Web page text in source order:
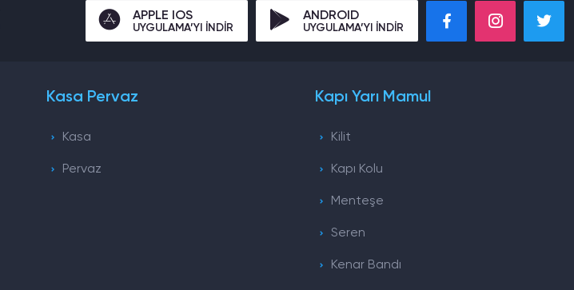
APPLE IOS
UYGULAMA’YI İNDİR
ANDROID
UYGULAMA’YI İNDİR
Kasa Pervaz
Kasa
Pervaz
Kapı Yarı Mamul
Kilit
Kapı Kolu
Menteşe
Seren
Kenar Bandı